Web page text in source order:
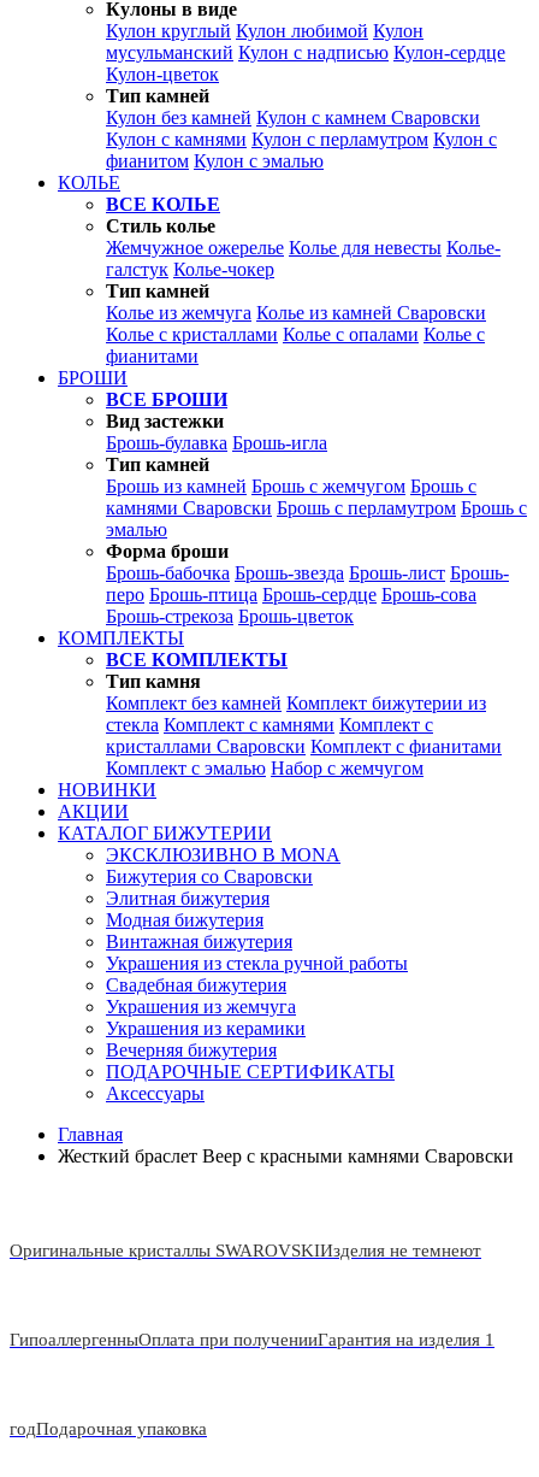
Кулоны в виде
Кулон круглый Кулон любимой Кулон
мусульманский Кулон с надписью Кулон-сердце
Кулон-цветок
Тип камней
Кулон без камней Кулон с камнем Сваровски
Кулон с камнями Кулон с перламутром Кулон с
фианитом Кулон с эмалью
КОЛЬЕ
ВСЕ КОЛЬЕ
Стиль колье
Жемчужное ожерелье Колье для невесты Колье-
галстук Колье-чокер
Тип камней
Колье из жемчуга Колье из камней Сваровски
Колье с кристаллами Колье с опалами Колье с
фианитами
БРОШИ
ВСЕ БРОШИ
Вид застежки
Брошь-булавка Брошь-игла
Тип камней
Брошь из камней Брошь с жемчугом Брошь с
камнями Сваровски Брошь с перламутром Брошь с
эмалью
Форма броши
Брошь-бабочка Брошь-звезда Брошь-лист Брошь-
перо Брошь-птица Брошь-сердце Брошь-сова
Брошь-стрекоза Брошь-цветок
КОМПЛЕКТЫ
ВСЕ КОМПЛЕКТЫ
Тип камня
Комплект без камней Комплект бижутерии из
стекла Комплект с камнями Комплект с
кристаллами Сваровски Комплект с фианитами
Комплект с эмалью Набор с жемчугом
НОВИНКИ
АКЦИИ
КАТАЛОГ БИЖУТЕРИИ
ЭКСКЛЮЗИВНО В MONA
Бижутерия со Сваровски
Элитная бижутерия
Модная бижутерия
Винтажная бижутерия
Украшения из стекла ручной работы
Свадебная бижутерия
Украшения из жемчуга
Украшения из керамики
Вечерняя бижутерия
ПОДАРОЧНЫЕ СЕРТИФИКАТЫ
Аксессуары
Главная
Жесткий браслет Веер с красными камнями Сваровски
Оригинальные кристаллы SWAROVSKIИзделия не темнеют
ГипоаллергенныОплата при полученииГарантия на изделия 1
годПодарочная упаковка